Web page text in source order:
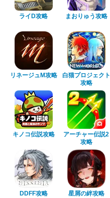
ライD攻略 まおりゅう攻略
リネージュM攻略
白猫プロジェクト
攻略
キノコ伝説攻略
アーチャー伝説2
攻略
DDFF攻略 星屑の絆攻略